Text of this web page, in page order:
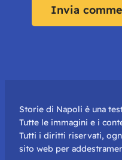
Storie di Napoli è una
Tutte le immagini e i
Tutti i diritti riservati,
sito web per